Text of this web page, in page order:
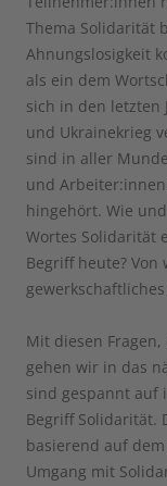
Thema Solidarität
Ahnungslosigkeit
als ein dem
sich in den letzten
und Ukrainekrieg
sind in aller
und
hingehört. Wie
Wortes Solidarität
Begriff heute?
Mit diesen
gehen wir in das
sind gespannt auf
Begriff Solidarität.
basierend auf
Umgang mit